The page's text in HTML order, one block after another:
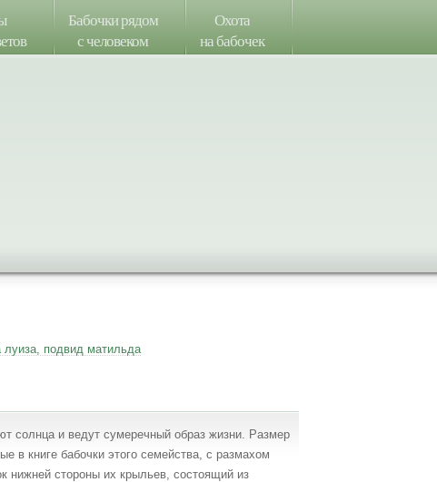
Бабочки рядом
с человеком
Охота
на бабочек
подвид матильда
солнца и ведут сумеречный образ жизни. Размер
в книге бабочки этого семейства, с размахом
нижней стороны их крыльев, состоящий из